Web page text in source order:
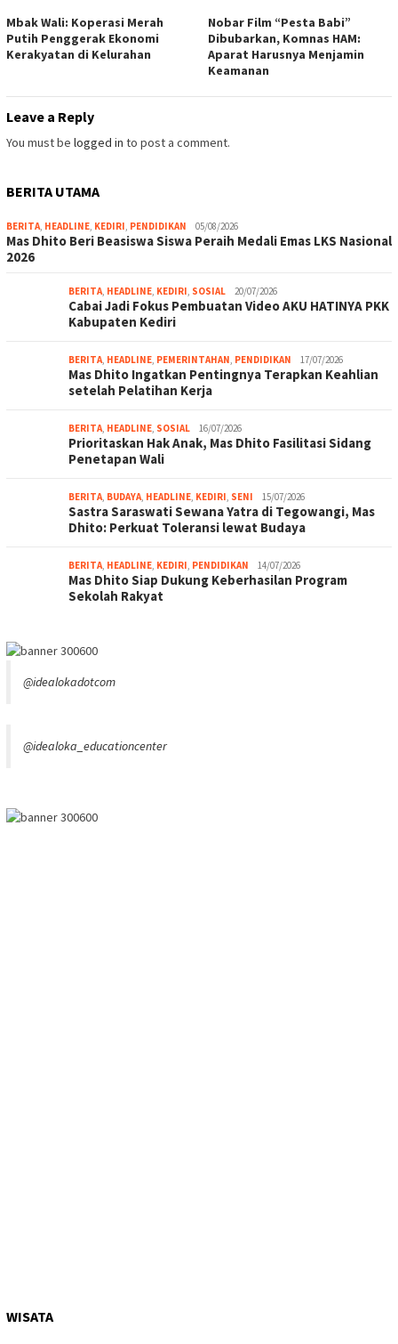
Mbak Wali: Koperasi Merah
Putih Penggerak Ekonomi
Kerakyatan di Kelurahan
Nobar Film “Pesta Babi”
Dibubarkan, Komnas HAM:
Aparat Harusnya Menjamin
Keamanan
Leave a Reply
You must be logged in to post a comment.
BERITA UTAMA
BERITA, HEADLINE, KEDIRI, PENDIDIKAN 05/08/2026
Mas Dhito Beri Beasiswa Siswa Peraih Medali Emas LKS Nasional
2026
BERITA, HEADLINE, KEDIRI, SOSIAL 20/07/2026
Cabai Jadi Fokus Pembuatan Video AKU HATINYA PKK
Kabupaten Kediri
BERITA, HEADLINE, PEMERINTAHAN, PENDIDIKAN 17/07/2026
Mas Dhito Ingatkan Pentingnya Terapkan Keahlian
setelah Pelatihan Kerja
BERITA, HEADLINE, SOSIAL 16/07/2026
Prioritaskan Hak Anak, Mas Dhito Fasilitasi Sidang
Penetapan Wali
BERITA, BUDAYA, HEADLINE, KEDIRI, SENI 15/07/2026
Sastra Saraswati Sewana Yatra di Tegowangi, Mas
Dhito: Perkuat Toleransi lewat Budaya
BERITA, HEADLINE, KEDIRI, PENDIDIKAN 14/07/2026
Mas Dhito Siap Dukung Keberhasilan Program
Sekolah Rakyat
@idealokadotcom
@idealoka_educationcenter
WISATA